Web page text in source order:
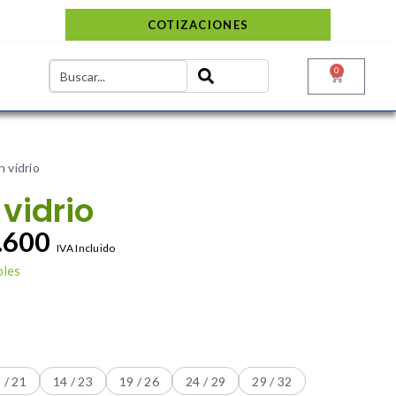
COTIZACIONES
0
vidrio
IVA Incluido
/ 21 14 / 23 19 / 26 24 / 29 29 / 32